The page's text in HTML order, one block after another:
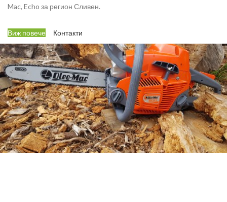
Mac, Echo за регион Сливен.
Виж повече Контакти